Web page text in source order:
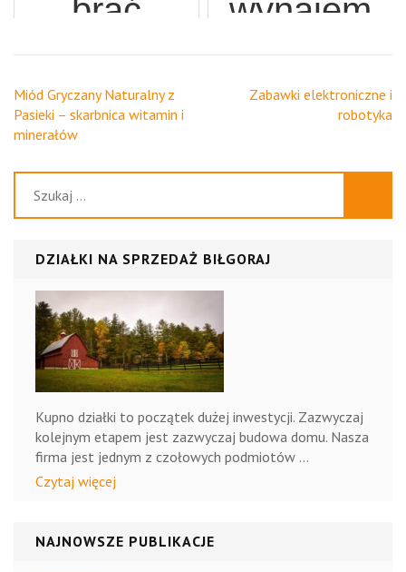
potrzebujemy
bliżej
notarialne
w sercu
miasta
Katowice?
brać
używany
w leasing?
wynajem
dla naszej
Nawigacja
wpisu
Miód Gryczany Naturalny z
Pasieki – skarbnica witamin i
minerałów
Zabawki elektroniczne i
robotyka
DZIAŁKI NA SPRZEDAŻ BIŁGORAJ
Kupno działki to początek dużej inwestycji. Zazwyczaj
kolejnym etapem jest zazwyczaj budowa domu. Nasza
firma jest jednym z czołowych podmiotów …
Czytaj więcej
NAJNOWSZE PUBLIKACJE